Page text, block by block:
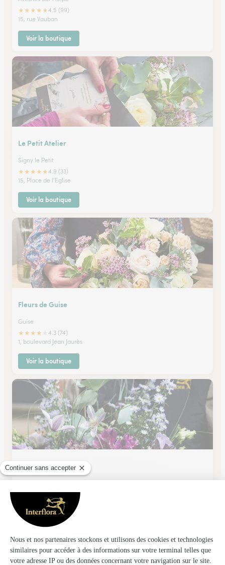
★★★★★4.5 (99)
15, rue Vauban
Voir la boutique
Le Petit Atelier
Signy le Petit
★★★★★4.9 (33)
15, Place de l'Eglise
Voir la boutique
Fleurs de Guise
Guise
★★★★
4.3 (74)
1, boulevard Jean Jaurès
Voir la boutique
Chlorophylle
★★★★★4.7 (15)
Rue Neuve
Voir la boutique